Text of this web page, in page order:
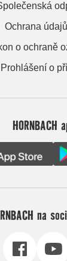
Ochrana
o ochraně
Prohlášení o
HORNBACH
na